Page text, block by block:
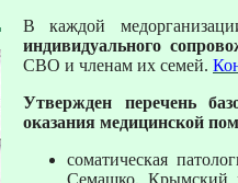
В каждой
индивидуального
СВО и членам их семей.
Утвержден перечень
оказания медицинской
соматическая
Семашко, Крымский